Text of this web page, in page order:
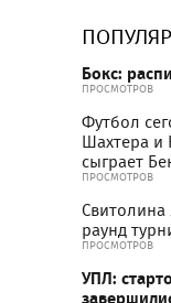
Бокс:
ПРОСМОТРОВ
Футбол
Шахтера и
сыграет
ПРОСМОТРОВ
Свитолина
раунд
ПРОСМОТРОВ
УПЛ: